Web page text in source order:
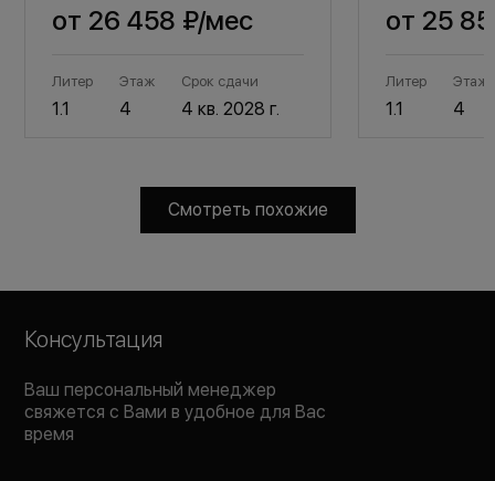
от 26 458 ₽/мес
Литер
1.1
Этаж
4
Срок сдачи
4 кв. 2028 г.
от 25
Литер
1.1
Этаж
4
Смотреть похожие
Консультация
Ваш персональный менеджер
свяжется с Вами в удобное для Вас
время